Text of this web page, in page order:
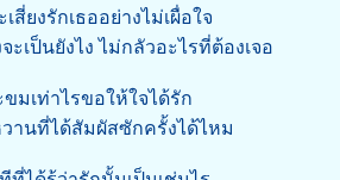
สี่ยงรักเธออย่างไม่เผื่อใจ
ะเป็นยังไง ไม่กลัวอะไรที่ต้องเจอ
มเท่าไรขอให้ใจได้รัก
านที่ได้สัมผัสซักครั้งได้ไหม